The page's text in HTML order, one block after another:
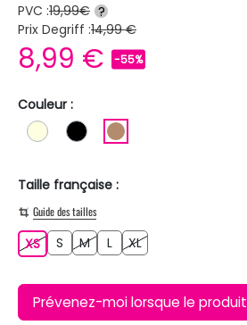
PVC :19,99€ ?
Prix Degriff :14,99 €
8,99 € -55%
Couleur :
BLANC ECRU
NOIR
Taille française :
Guide des tailles
XSXS S MM L XLXL
Prévenez-moi lorsque le